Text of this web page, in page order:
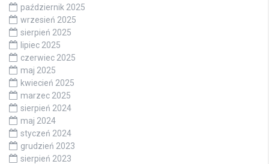
październik 2025
wrzesień 2025
sierpień 2025
lipiec 2025
czerwiec 2025
maj 2025
kwiecień 2025
marzec 2025
sierpień 2024
maj 2024
styczeń 2024
grudzień 2023
sierpień 2023